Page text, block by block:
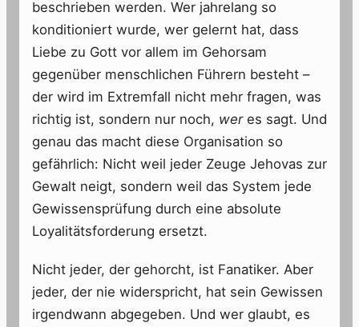
beschrieben werden. Wer jahrelang so
konditioniert wurde, wer gelernt hat, dass
Liebe zu Gott vor allem im Gehorsam
gegenüber menschlichen Führern besteht –
der wird im Extremfall nicht mehr fragen, was
richtig ist, sondern nur noch, weres sagt. Und
genau das macht diese Organisation so
gefährlich: Nicht weil jeder Zeuge Jehovas zur
Gewalt neigt, sondern weil das System jede
Gewissensprüfung durch eine absolute
Loyalitätsforderung ersetzt.
Nicht jeder, der gehorcht, ist Fanatiker. Aber
jeder, der nie widerspricht, hat sein Gewissen
irgendwann abgegeben. Und wer glaubt, es